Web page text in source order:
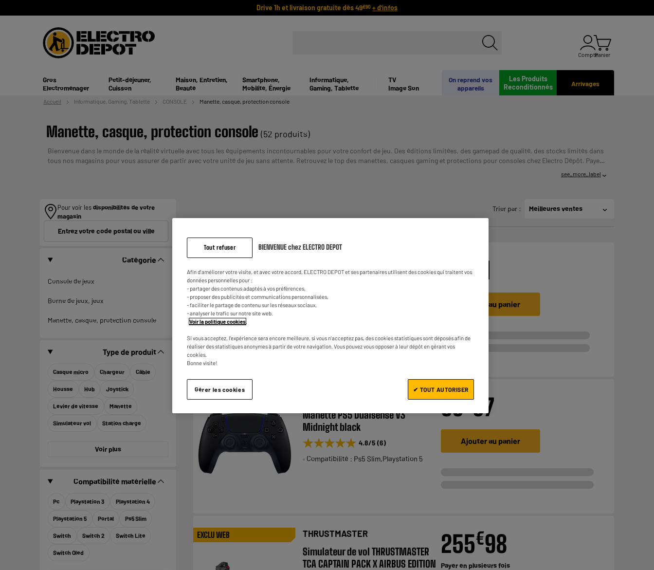
Drive 1h et livraison gratuite dès 49€90 + d'infos
ComptePanier
Arrivages
Les Produits
Reconditionnés
On reprend vos
appareils
Gros
Electroménager
Petit-déjeuner,
Cuisson
Maison, Entretien,
Beauté
Smartphone,
Mobilité, Énergie
Informatique,
Gaming, Tablette
TV
Image Son
Accueil Informatique, Gaming, Tablette CONSOLE Manette, casque, protection console
Manette, casque, protection console (52 produits)
Bienvenue dans le monde de la réalité virtuelle avec tous les équipements incontournables pour votre confort de jeu. Des éditions limitées, des gamepad de qualité, des stocks limités dans
tous nos magasins pour vous assurer de partir avec votre unité de jeu sans attente. Retrouvez le top des manettes, casques gaming et protections pour consoles chez Electro Dépôt. Payer
see_more_label
Pour voir lesdisponibilités de votre
magasin
Entrez votre code postal ou ville
Catégorie
Console de jeux
Borne de jeux, jeux
Manette, casque, protection console
Type de produit
Casque micro Chargeur Câble
Housse Hub Joystick
Levier de vitesse Manette
Simulateur vol Station charge
Voir plus
Compatibilité matérielle
Pc Playstation 3 Playstation 4
Playstation 5 Portal Ps5 Slim
Switch Switch 2 Switch Lite
Switch Oled
Trier par : Meilleures ventes
Manette PS5 SUBSONIC sans fil
Noire
★★★★★
★★★★★
34 21
Ajouter au panier
Manette PS5 Dualsense V3
Midnight black
★★★★★
★★★★★ 4.8/5 (6)
Compatibilité : Ps5 Slim,Playstation 5
69€97
Ajouter au panier
EXCLU WEB THRUSTMASTER
Simulateur de vol THRUSTMASTER
TCA CAPTAIN PACK X AIRBUS EDITION
255€98
Payer en plusieurs fois
Tout refuser BIENVENUE chez ELECTRO DEPOT
Afin d'améliorer votre visite, et avec votre accord, ELECTRO DEPOT et ses partenaires utilisent des cookies qui traitent vos
données personnelles pour :
- partager des contenus adaptés à vos préférences,
- proposer des publicités et communications personnalisées,
- faciliter le partage de contenu sur les réseaux sociaux,
- analyser le trafic sur notre site web.
Voir la politique cookies
Si vous acceptez, l'expérience sera encore meilleure, si vous n'acceptez pas, des cookies statistiques sont déposés afin de
réaliser des statistiques anonymes à partir de votre navigation. Vous pouvez vous opposer à leur dépôt en gérant vos
cookies.
Bonne visite!
Gérer les cookies ✔ TOUT AUTORISER